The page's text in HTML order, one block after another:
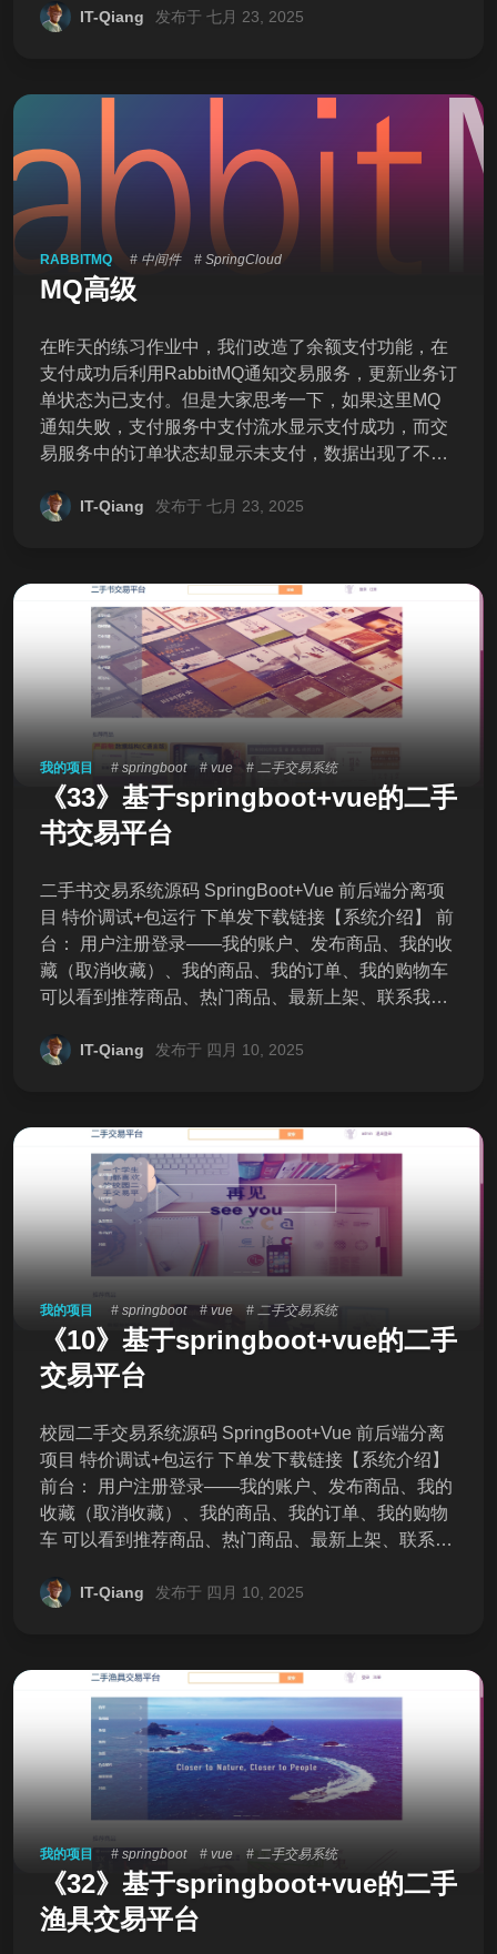
讯。但在很多场景下，我们可能需要采用异步通讯的
话，双方的交互都是实时的。因此同一时刻你只能跟
一个人打视频电话。 异步通讯：就如同发微信聊天，
双方的交互不是实时的，你不需要立刻给对方回应。
因此你可以多线操作，同时跟多人聊天。 两种方式各
有优劣，打电话可以立即得到响应，但是你却不能跟
多个人同时通话。发微信可以同时与多个人收发微
IT-Qiang 发布于 七月 23, 2025
RABBITMQ # 中间件 # SpringCloud
MQ高级
在昨天的练习作业中，我们改造了余额支付功能，在
支付成功后利用RabbitMQ通知交易服务，更新业务订
单状态为已支付。但是大家思考一下，如果这里MQ
通知失败，支付服务中支付流水显示支付成功，而交
易服务中的订单状态却显示未支付，数据出现了不一
交易服务状态，会发现业务订单未支付，而用户自己
即：消息应该至少被消费者处理1次 那么问题来了：
我们该如何确保MQ消息的可靠性？ 如果真的发送失
败，有没有其它的兜底方案？ 这些问题，在今天的学
习中都会找到答案。 1.发送者的可靠性 首先，我们一
起分析一下消息丢失的可能性有哪些。 消息从发送者
发送消息，到消费者处理消息，需要经过的流程是这
样的： 消息从
IT-Qiang 发布于 七月 23, 2025
我的项目 # springboot # vue # 二手交易系统
《33》基于springboot+vue的二手
书交易平台
二手书交易系统源码 SpringBoot+Vue 前后端分离项
目 特价调试+包运行 下单发下载链接【系统介绍】 前
台： 用户注册登录——我的账户、发布商品、我的收
藏（取消收藏）、我的商品、我的订单、我的购物车
可以看到推荐商品、热门商品、最新上架、联系我
二手商品，点击可通过类别、价格、上架时间进行筛
理：可进行发布、编辑、推荐或取消推荐操作 3.订单
管理 4.评价管理 5.管理员管理 6.网站数据统计 【环境
版本】 mysql:8/5 java:1.8 maven vue2 node.js:16
【交付清单】 1、完整前后端源码 2、数据库SQL文
件 3、操作说明 【独家服务】 加30元享远程部署调
试，不成功包退。 下单发下载链接，浏览器可直接高
速下载 【交易须知】 本店所有源代码均可直接拍，项
目都测试过可以正常运行 虚拟商品，可咨询是否符合
再下单，不接受恶意退款 图放不完，私信聊一聊自回
复全部图片 ![微信截图_2
IT-Qiang 发布于 四月 10, 2025
我的项目 # springboot # vue # 二手交易系统
《10》基于springboot+vue的二手
交易平台
校园二手交易系统源码 SpringBoot+Vue 前后端分离
项目 特价调试+包运行 下单发下载链接【系统介绍】
前台： 用户注册登录——我的账户、发布商品、我的
收藏（取消收藏）、我的商品、我的订单、我的购物
车 可以看到推荐商品、热门商品、最新上架、联系我
二手商品，点击可通过类别、价格、上架时间进行筛
理：可进行发布、编辑、推荐或取消推荐操作 3.订单
管理 4.评价管理 5.管理员管理 6.网站数据统计 【环境
版本】 mysql:8/5 java:1.8 maven vue2 node.js:16
【交付清单】 1、完整前后端源码 2、数据库SQL文
件 3、操作说明 【独家服务】 加30元享远程部署调
试，不成功包退。 下单发下载链接，浏览器可直接高
速下载 【交易须知】 本店所有源代码均可直接拍，项
目都测试过可以正常运行。 虚拟商品，可咨询是否符
合再下单，不接受恶意退款。 ![微信截图_202504101
05333.pn
IT-Qiang 发布于 四月 10, 2025
我的项目 # springboot # vue # 二手交易系统
《32》基于springboot+vue的二手
渔具交易平台